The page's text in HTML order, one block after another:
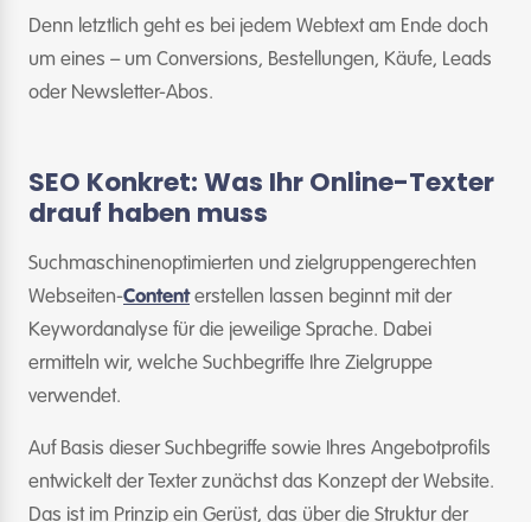
Denn letztlich geht es bei jedem Webtext am Ende doch
um eines – um Conversions, Bestellungen, Käufe, Leads
oder Newsletter-Abos.
SEO Konkret: Was Ihr Online-Texter
drauf haben muss
Suchmaschinenoptimierten und zielgruppengerechten
Webseiten-Contenterstellen lassen beginnt mit der
Keywordanalyse für die jeweilige Sprache. Dabei
ermitteln wir, welche Suchbegriffe Ihre Zielgruppe
verwendet.
Auf Basis dieser Suchbegriffe sowie Ihres Angebotprofils
entwickelt der Texter zunächst das Konzept der Website.
Das ist im Prinzip ein Gerüst, das über die Struktur der